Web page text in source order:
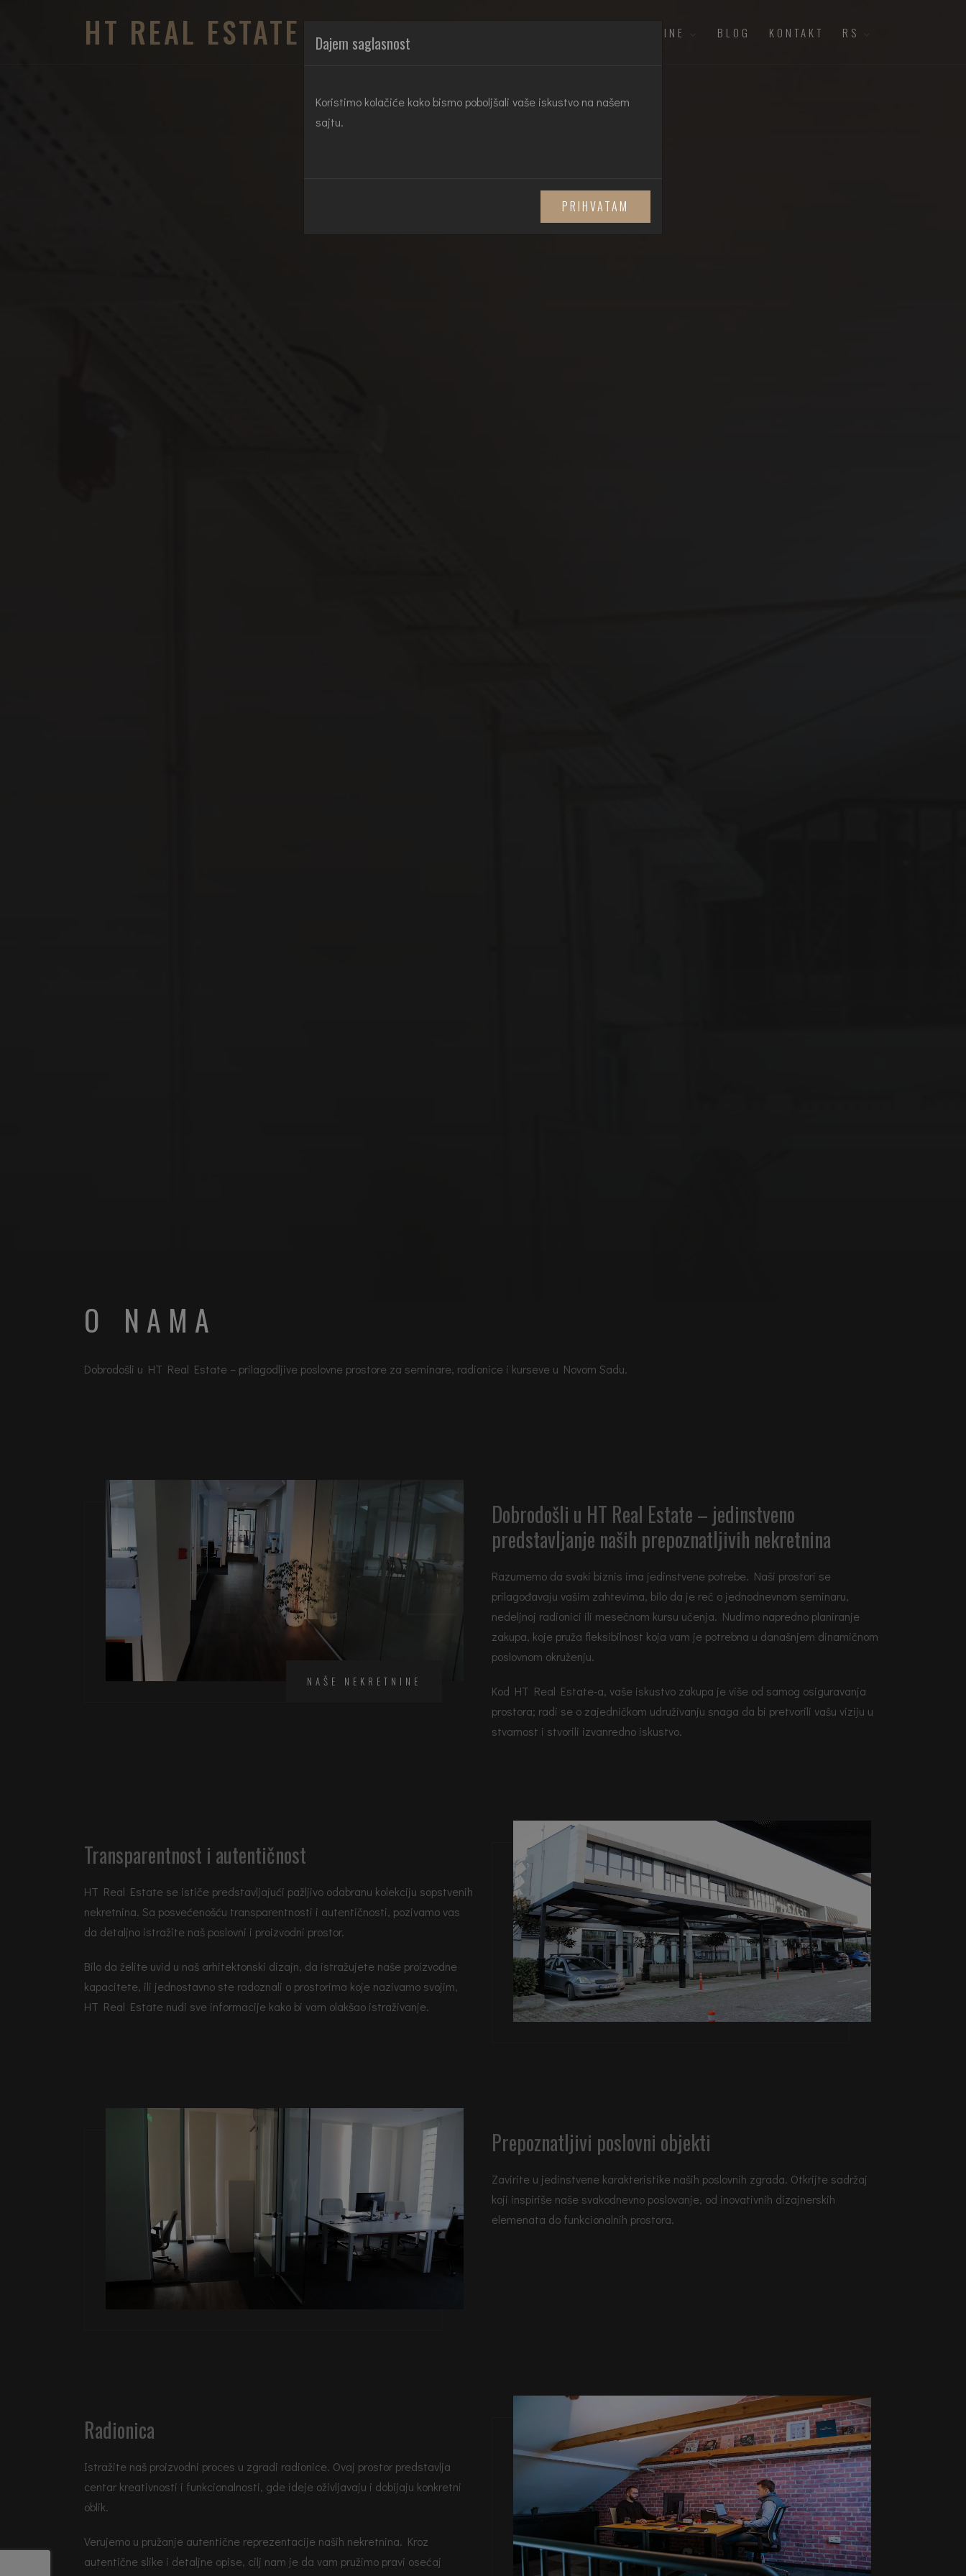
Dajem saglasnost
Koristimo kolačiće kako bismo poboljšali vaše iskustvo na našem
sajtu.
PRIHVATAM
HT REAL ESTATE VRSTA NEKRETNINE BLOG KONTAKT RS
O NAMA
Dobrodošli u HT Real Estate – prilagodljive poslovne prostore za seminare, radionice i kurseve u Novom Sadu.
NAŠE NEKRETNINE
Dobrodošli u HT Real Estate – jedinstveno
predstavljanje naših prepoznatljivih nekretnina
Razumemo da svaki biznis ima jedinstvene potrebe. Naši prostori se
prilagođavaju vašim zahtevima, bilo da je reč o jednodnevnom seminaru,
nedeljnoj radionici ili mesečnom kursu učenja. Nudimo napredno planiranje
zakupa, koje pruža fleksibilnost koja vam je potrebna u današnjem dinamičnom
poslovnom okruženju.
Kod HT Real Estate-a, vaše iskustvo zakupa je više od samog osiguravanja
prostora; radi se o zajedničkom udruživanju snaga da bi pretvorili vašu viziju u
stvarnost i stvorili izvanredno iskustvo.
Transparentnost i autentičnost
HT Real Estate se ističe predstavljajući pažljivo odabranu kolekciju sopstvenih
nekretnina. Sa posvećenošću transparentnosti i autentičnosti, pozivamo vas
da detaljno istražite naš poslovni i proizvodni prostor.
Bilo da želite uvid u naš arhitektonski dizajn, da istražujete naše proizvodne
kapacitete, ili jednostavno ste radoznali o prostorima koje nazivamo svojim,
HT Real Estate nudi sve informacije kako bi vam olakšao istraživanje.
Prepoznatljivi poslovni objekti
Zavirite u jedinstvene karakteristike naših poslovnih zgrada. Otkrijte sadržaj
koji inspiriše naše svakodnevno poslovanje, od inovativnih dizajnerskih
elemenata do funkcionalnih prostora.
Radionica
Istražite naš proizvodni proces u zgradi radionice. Ovaj prostor predstavlja
centar kreativnosti i funkcionalnosti, gde ideje oživljavaju i dobijaju konkretni
oblik.
Verujemo u pružanje autentične reprezentacije naših nekretnina. Kroz
autentične slike i detaljne opise, cilj nam je da vam pružimo pravi osećaj